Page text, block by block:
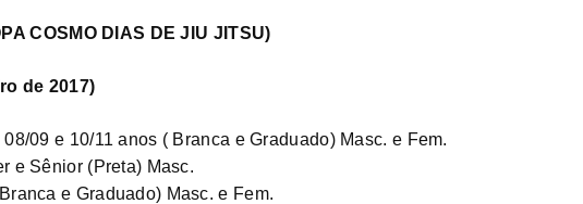
COSMO DIAS DE JIU JITSU)
de 2017)
09 e 10/11 anos ( Branca e Graduado) Masc. e Fem.
e Sênior (Preta) Masc.
e Graduado) Masc. e Fem.